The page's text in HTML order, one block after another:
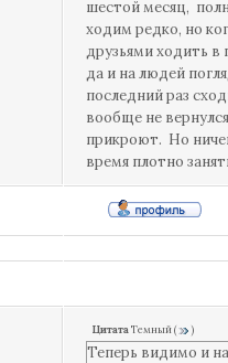
шестой месяц,
ходим редко, но
друзьями ходить
да и на людей
последний раз
вообще не
прикроют. Но
время плотно
ЦитатаТемный( )
Теперь видимо и